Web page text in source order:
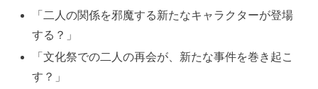
「二人の関係を邪魔する新たなキャラクターが登場
する？」
「文化祭での二人の再会が、新たな事件を巻き起こ
す？」